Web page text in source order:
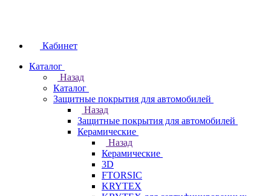
Кабинет
Каталог
Назад
Каталог
Защитные покрытия для автомобилей
Назад
Защитные покрытия для автомобилей
Керамические
Назад
Керамические
3D
FTORSIC
KRYTEX